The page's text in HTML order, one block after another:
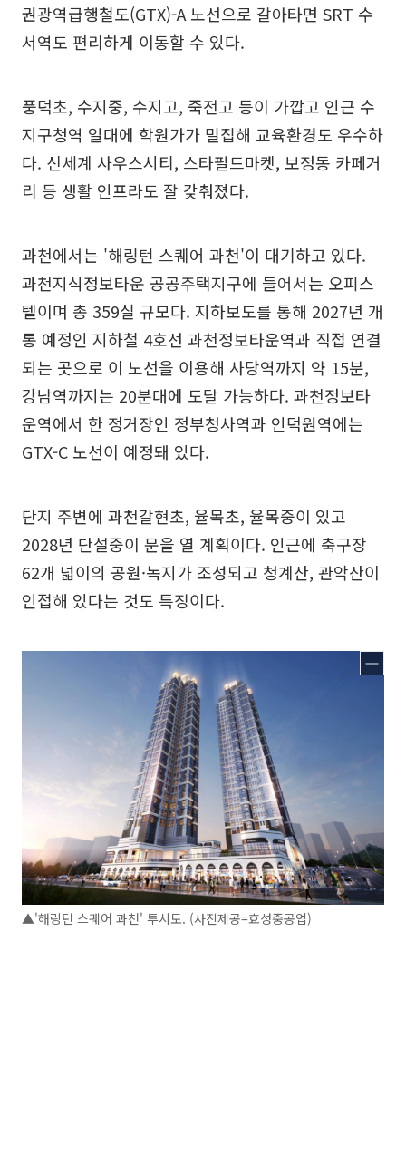
권광역급행철도(GTX)-A 노선으로 갈아타면 SRT 수
서역도 편리하게 이동할 수 있다.
풍덕초, 수지중, 수지고, 죽전고 등이 가깝고 인근 수
지구청역 일대에 학원가가 밀집해 교육환경도 우수하
다. 신세계 사우스시티, 스타필드마켓, 보정동 카페거
리 등 생활 인프라도 잘 갖춰졌다.
과천에서는 '해링턴 스퀘어 과천'이 대기하고 있다.
과천지식정보타운 공공주택지구에 들어서는 오피스
텔이며 총 359실 규모다. 지하보도를 통해 2027년 개
통 예정인 지하철 4호선 과천정보타운역과 직접 연결
되는 곳으로 이 노선을 이용해 사당역까지 약 15분,
강남역까지는 20분대에 도달 가능하다. 과천정보타
운역에서 한 정거장인 정부청사역과 인덕원역에는
GTX-C 노선이 예정돼 있다.
단지 주변에 과천갈현초, 율목초, 율목중이 있고
2028년 단설중이 문을 열 계획이다. 인근에 축구장
62개 넓이의 공원·녹지가 조성되고 청계산, 관악산이
인접해 있다는 것도 특징이다.
▲'해링턴 스퀘어 과천' 투시도. (사진제공=효성중공업)